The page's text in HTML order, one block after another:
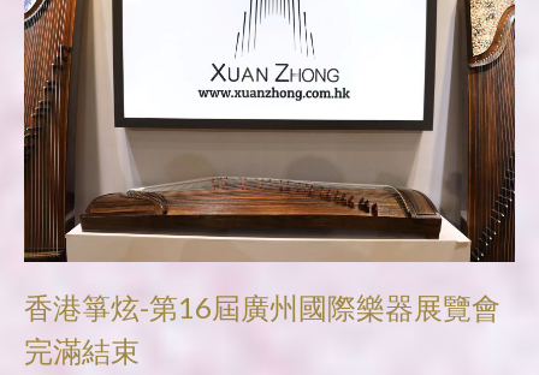
香港箏炫-第16屆廣州國際樂器展覽會
完滿結束